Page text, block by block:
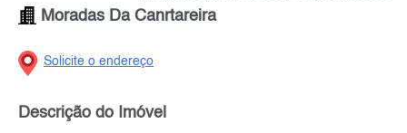
Moradas Da Canrtareira
Solicite o endereço
Descrição do Imóvel